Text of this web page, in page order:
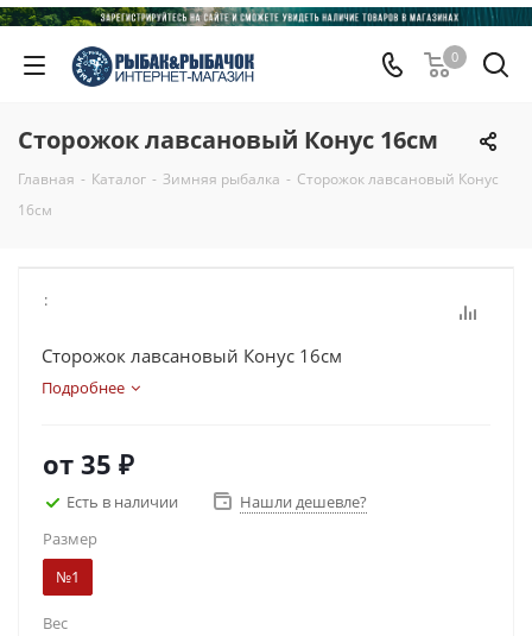
0
Сторожок лавсановый Конус 16см
Главная - Каталог - Зимняя рыбалка - Сторожок лавсановый Конус
16см
:
Сторожок лавсановый Конус 16см
Подробнее
от 35 ₽
Есть в наличии
Нашли дешевле?
Размер
№1
Вес